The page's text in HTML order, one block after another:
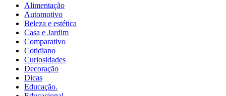
Alimentação
Automotivo
Beleza e estética
Casa e Jardim
Comparativo
Cotidiano
Curiosidades
Decoração
Dicas
Educação.